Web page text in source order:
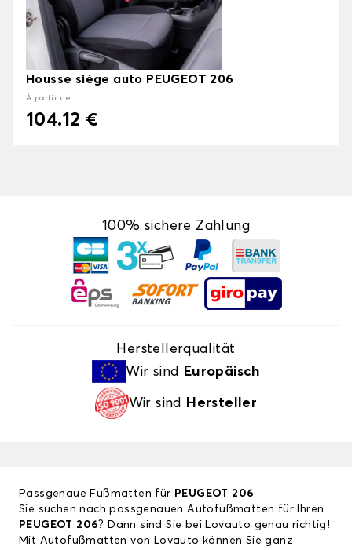
Housse siège auto PEUGEOT 206
À partir de
104.12 €
100% sichere Zahlung
Herstellerqualität
Wir sind
Europäisch
Wir sind Hersteller
Passgenaue Fußmatten für PEUGEOT 206
Sie suchen nach passgenauen Autofußmatten für Ihren
PEUGEOT 206 ? Dann sind Sie bei Lovauto genau richtig!
Mit Autofußmatten von Lovauto können Sie ganz